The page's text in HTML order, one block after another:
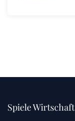
Spiele Wirtschaft